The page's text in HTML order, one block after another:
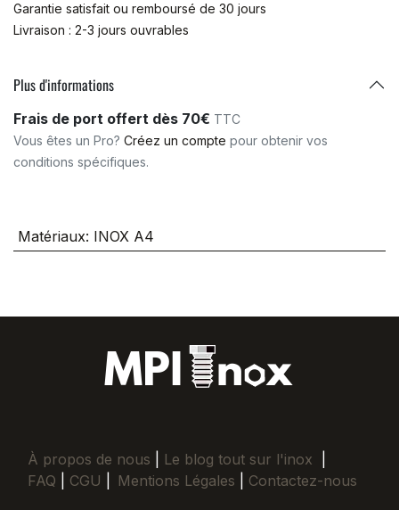
Garantie satisfait ou remboursé de 30 jours
Livraison : 2-3 jours ouvrables
Plus d'informations
Frais de port offert dès 70€ TTC
Vous êtes un Pro? Créez un compte pour obtenir vos
conditions spécifiques.
Matériaux: INOX A4
À propos de nous Le blog tout sur l'inox
FAQ
CGU Mentions Légales Contactez-nous